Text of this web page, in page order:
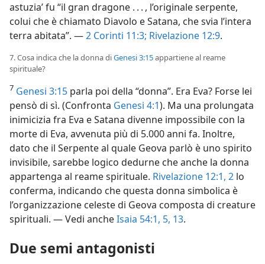
astuzia’ fu “il gran dragone . . . , l’originale serpente,
colui che è chiamato Diavolo e Satana, che svia l’intera
terra abitata”. —2 Corinti 11:3; Rivelazione 12:9.
7. Cosa indica che la donna diGenesi 3:15appartiene al reame
spirituale?
7 Genesi 3:15 parla poi della “donna”. Era Eva? Forse lei
pensò di sì. (Confronta Genesi 4:1). Ma una prolungata
inimicizia fra Eva e Satana divenne impossibile con la
morte di Eva, avvenuta più di 5.000 anni fa. Inoltre,
dato che il Serpente al quale Geova parlò è uno spirito
invisibile, sarebbe logico dedurne che anche la donna
appartenga al reame spirituale. Rivelazione 12:1, 2 lo
conferma, indicando che questa donna simbolica è
l’organizzazione celeste di Geova composta di creature
spirituali. — Vedi ancheIsaia 54:1, 5, 13.
Due semi antagonisti